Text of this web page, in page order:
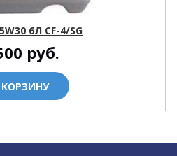
6Л CF-4/SG
руб.
КОРЗИНУ